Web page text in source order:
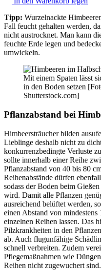
Tipp: Wurzelnackte
Fall feucht gehalten werden,
nicht austrocknet. Man kann
feuchte Erde legen und
umwickeln.
Mit einem Spaten lässt
in den Boden setzen
Shutterstock.com]
Pflanzabstand bei
Himbeersträucher bilden
Lieblinge deshalb nicht zu
konkurrenzbedingte Verluste
sollte innerhalb einer Reihe
Pflanzabstand von 40 bis 80
Reihenabstände dürfen
sodass der Boden beim
wird. Damit alle Pflanzen
ausreichend belüftet werden,
einen Abstand von
einzelnen Reihen lassen. Das
Pilzkrankheiten in den
ab. Auch flugunfähige
schnell verbreiten. Zudem
Pflegemaßnahmen wie
Reihen nicht zugewuchert sind.